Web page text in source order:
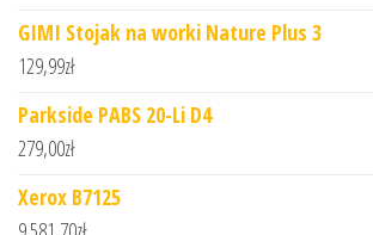
GIMI Stojak na worki Nature Plus 3
129,99zł
Parkside PABS 20-Li D4
279,00zł
Xerox B7125